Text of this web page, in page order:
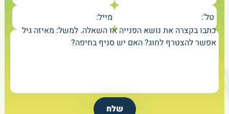
טל':
מייל:
כתבו בקצרה את נושא הפנייה או השאלה. למשל: מאיזה גיל
אפשר להצטרף לחוג? האם יש סניף בחיפה?